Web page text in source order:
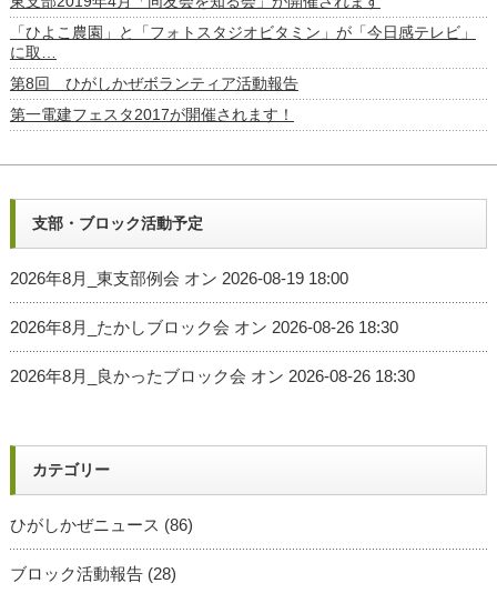
「ひよこ農園」と「フォトスタジオビタミン」が「今日感テレビ」
に取…
第8回 ひがしかぜボランティア活動報告
第一電建フェスタ2017が開催されます！
支部・ブロック活動予定
2026年8月_東支部例会 オン 2026-08-19 18:00
2026年8月_たかしブロック会 オン 2026-08-26 18:30
2026年8月_良かったブロック会 オン 2026-08-26 18:30
カテゴリー
ひがしかぜニュース (86)
ブロック活動報告(28)